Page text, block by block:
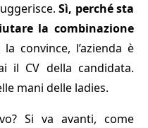
Sì, perché sta
la combinazione
convince, l’azienda è
il CV della candidata.
mani delle ladies.
Si va avanti, come